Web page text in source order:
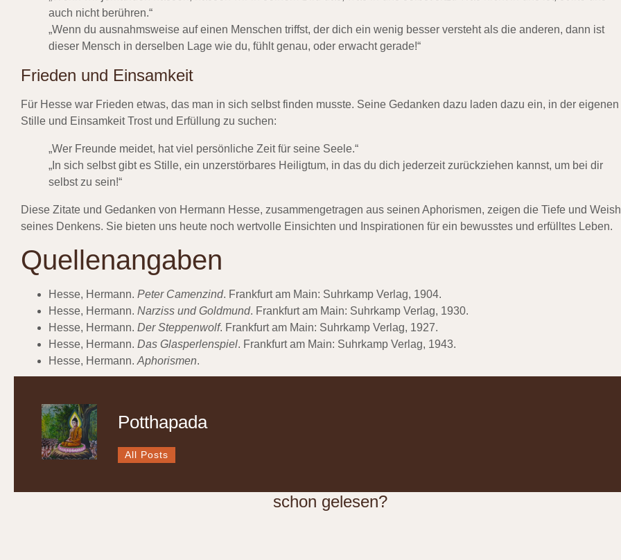
auch nicht berühren.“
„Wenn du ausnahmsweise auf einen Menschen triffst, der dich ein wenig besser versteht als die anderen, dann ist
dieser Mensch in derselben Lage wie du, fühlt genau, oder erwacht gerade!“
Frieden und Einsamkeit
Für Hesse war Frieden etwas, das man in sich selbst finden musste. Seine Gedanken dazu laden dazu ein, in der eigenen
Stille und Einsamkeit Trost und Erfüllung zu suchen:
„Wer Freunde meidet, hat viel persönliche Zeit für seine Seele.“
„In sich selbst gibt es Stille, ein unzerstörbares Heiligtum, in das du dich jederzeit zurückziehen kannst, um bei dir
selbst zu sein!“
Diese Zitate und Gedanken von Hermann Hesse, zusammengetragen aus seinen Aphorismen, zeigen die Tiefe und
seines Denkens. Sie bieten uns heute noch wertvolle Einsichten und Inspirationen für ein bewusstes und erfülltes Leben.
Quellenangaben
Hesse, Hermann. Peter Camenzind. Frankfurt am Main: Suhrkamp Verlag, 1904.
Hesse, Hermann. Narziss und Goldmund. Frankfurt am Main: Suhrkamp Verlag, 1930.
Hesse, Hermann. Der Steppenwolf. Frankfurt am Main: Suhrkamp Verlag, 1927.
Hesse, Hermann. Das Glasperlenspiel. Frankfurt am Main: Suhrkamp Verlag, 1943.
Hesse, Hermann. Aphorismen.
Potthapada
All Posts
schon gelesen?